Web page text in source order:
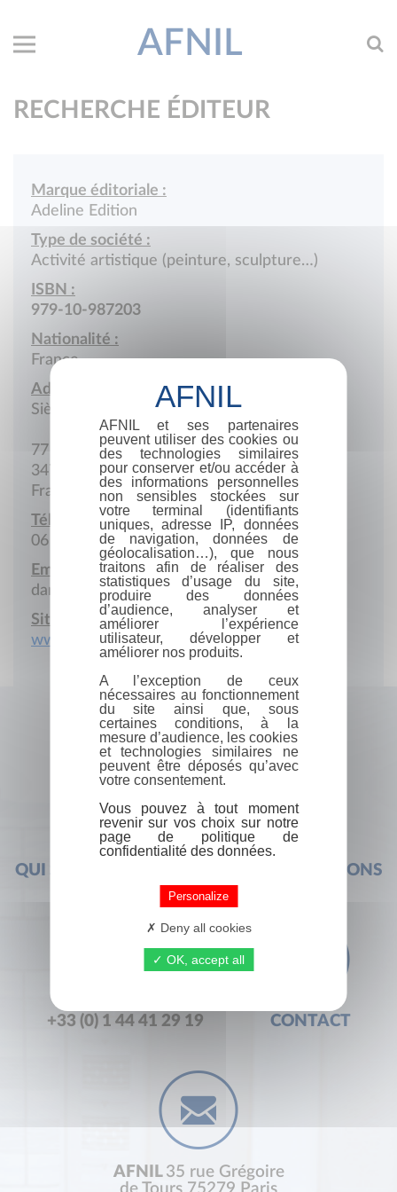
AFNIL
RECHERCHE ÉDITEUR
Marque éditoriale :
Adeline Edition
Type de société :
Activité artistique (peinture, sculpture…)
ISBN :
979-10-987203
Nationalité :
France
Adresse :
Siège social
77 Rue des Yeuses
34700 Olmet-et-Villecun
France
Téléphone portable :
06 85 89 75 70
Email :
danie.perrenot@gmail.com
Site Internet :
www.adeline-edition.fr
QUI SOMMES-NOUS ? FOIRE AUX QUESTIONS
+33 (0) 1 44 41 29 19 CONTACT
AFNIL 35 rue Grégoire
AFNIL et ses partenaires
peuvent utiliser des cookies ou
des technologies similaires
pour conserver et/ou accéder à
des informations personnelles
non sensibles stockées sur
votre terminal (identifiants
uniques, adresse IP, données
de navigation, données de
géolocalisation…), que nous
traitons afin de réaliser des
statistiques d’usage du site,
produire des données
d’audience, analyser et
améliorer l’expérience
utilisateur, développer et
améliorer nos produits.
A l’exception de ceux
nécessaires au fonctionnement
du site ainsi que, sous
certaines conditions, à la
mesure d’audience, les cookies
et technologies similaires ne
peuvent être déposés qu’avec
votre consentement.
Vous pouvez à tout moment
revenir sur vos choix sur notre
page de politique de
confidentialité des données.
Personalize
Deny all cookies
OK, accept all